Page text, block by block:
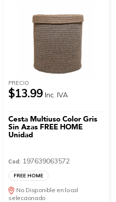
PRECIO
$13.99 Inc. IVA
Cesta Multiuso Color Gris
Sin Azas FREE HOME
Unidad
Cod: 197639063572
FREE HOME
No Disponible en local
seleccionado